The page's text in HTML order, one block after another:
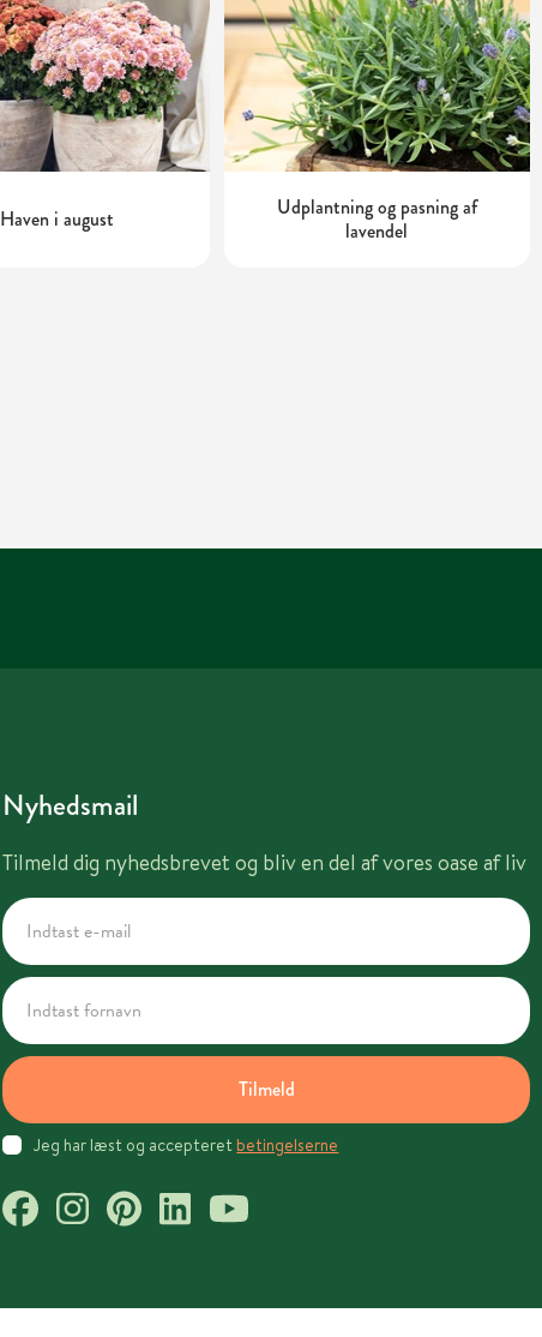
Haven i august
Udplantning og pasning af
lavendel
Nyhedsmail
Tilmeld dig nyhedsbrevet og bliv en del af vores oase af liv
Tilmeld
Jeg har læst og accepteret betingelserne